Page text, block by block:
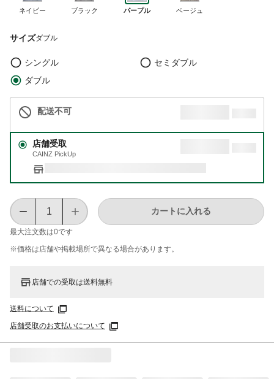
ネイビー ブラック パープル ベージュ
サイズダブル
シングル
セミダブル
ダブル
配送不可
店舗受取
CAINZ PickUp
最大注文数は0です
カートに入れる
※価格は​店舗や​掲載場所で​異なる​場合が​あります。
店舗での受取は送料無料
送料について
店舗受取のお支払いについて